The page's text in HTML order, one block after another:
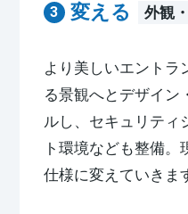
変える 外観
より美しいエントラ
る景観へとデザイン
ルし、セキュリティ
ト環境なども整備
仕様に変えていきま